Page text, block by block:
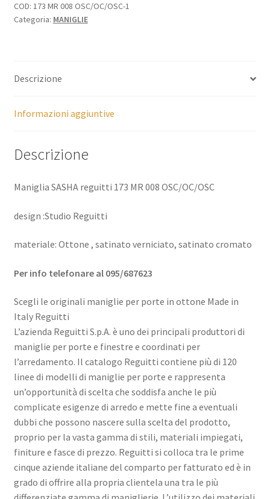
COD: 173 MR 008 OSC/OC/OSC-1
Categoria: MANIGLIE
Descrizione
Informazioni aggiuntive
Descrizione
Maniglia SASHA reguitti 173 MR 008 OSC/OC/OSC
design :Studio Reguitti
materiale: Ottone , satinato verniciato, satinato cromato
Per info telefonare al 095/687623
Scegli le originali maniglie per porte in ottone Made in
Italy Reguitti
L’azienda Reguitti S.p.A. è uno dei principali produttori di
maniglie per porte e finestre e coordinati per
l’arredamento. Il catalogo Reguitti contiene più di 120
linee di modelli di maniglie per porte e rappresenta
un’opportunità di scelta che soddisfa anche le più
complicate esigenze di arredo e mette fine a eventuali
dubbi che possono nascere sulla scelta del prodotto,
proprio per la vasta gamma di stili, materiali impiegati,
finiture e fasce di prezzo. Reguitti si colloca tra le prime
cinque aziende italiane del comparto per fatturato ed è in
grado di offrire alla propria clientela una tra le più